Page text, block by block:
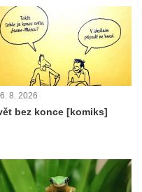
6. 8. 2026
bez konce [komiks]